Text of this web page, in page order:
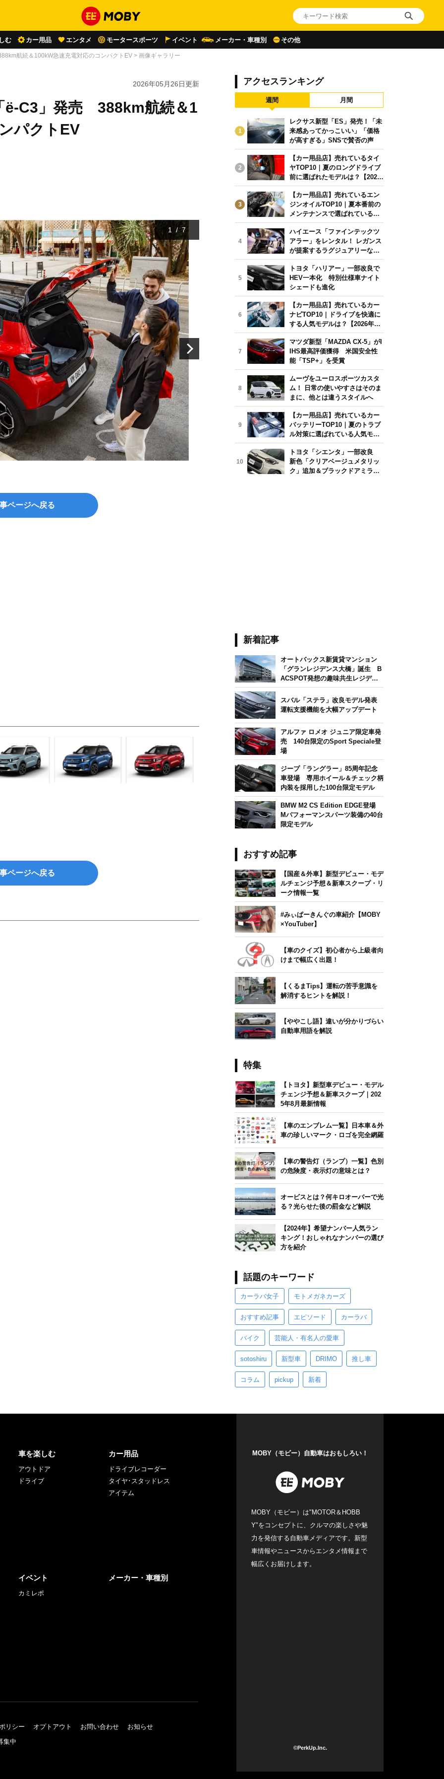
む カー用品 エンタメ モータースポーツ イベント メーカー・車種別 その他
航続＆100kW急速充電対応のコンパクトEV > 画像ギャラリー
2026年05月26日更新
ë-C3」発売 388km航続＆1
パクトEV
1 /7
ページへ戻る
ページへ戻る
アクセスランキング
週間 月間
1
レクサス新型「ES」発売！「未
来感あってかっこいい」「価格
が高すぎる」SNSで賛否の声
2
【カー用品店】売れているタイ
ヤTOP10｜夏のロングドライブ
前に選ばれたモデルは？【2026
年6月版】
3
【カー用品店】売れているエン
ジンオイルTOP10｜夏本番前の
メンテナンスで選ばれている人
気モデルは？【2026年6月版】
4
ハイエース「ファインテックツ
アラー」をレンタル！ レガンス
が提案するラグジュアリーな移
動体験
5
トヨタ「ハリアー」一部改良で
HEV一本化 特別仕様車ナイト
シェードも進化
6
【カー用品店】売れているカー
ナビTOP10｜ドライブを快適に
する人気モデルは？【2026年6
月版】
7
マツダ新型「MAZDA CX-5」がI
IHS最高評価獲得 米国安全性
能「TSP+」を受賞
8
ムーヴをユーロスポーツカスタ
ム！ 日常の使いやすさはそのま
まに、他とは違うスタイルへ
9
【カー用品店】売れているカー
バッテリーTOP10｜夏のトラブ
ル対策に選ばれている人気モデ
ルは？【2026年6月版】
10
トヨタ「シエンタ」一部改良
新色「クリアベージュメタリッ
ク」追加＆ブラックドアミラー
新着記事
オートバックス新賃貸マンション
「グランレジデンス大橋」誕生 B
ACSPOT発想の趣味共生レジデン
ス
スバル「ステラ」改良モデル発表
運転支援機能を大幅アップデート
アルファ ロメオ ジュニア限定車発
売 140台限定のSport Speciale登
場
ジープ「ラングラー」85周年記念
車登場 専用ホイール＆チェック柄
内装を採用した100台限定モデル
BMW M2 CS Edition EDGE登場
Mパフォーマンスパーツ装備の40台
限定モデル
おすすめ記事
【国産＆外車】新型デビュー・モデ
ルチェンジ予想＆新車スクープ・リ
ーク情報一覧
#みぃぱーきんぐの車紹介【MOBY
×YouTuber】
【車のクイズ】初心者から上級者向
けまで幅広く出題！
【くるまTips】運転の苦手意識を
解消するヒントを解説！
【ややこし語】違いが分かりづらい
自動車用語を解説
特集
【トヨタ】新型車デビュー・モデル
チェンジ予想＆新車スクープ｜202
5年8月最新情報
【車のエンブレム一覧】日本車＆外
車の珍しいマーク・ロゴを完全網羅
【車の警告灯（ランプ）一覧】色別
の危険度・表示灯の意味とは？
オービスとは？何キロオーバーで光
る？光らせた後の罰金など解説
【2024年】希望ナンバー人気ラン
キング！おしゃれなナンバーの選び
方を紹介
話題のキーワード
カーラバ女子 モトメガネカーズ
おすすめ記事 エピソード カーラバ
バイク 芸能人・有名人の愛車
sotoshiru 新型車 DRIMO 推し車
コラム pickup 新着
車を楽しむ
アウトドア
ドライブ
カー用品
ドライブレコーダー
タイヤ･スタッドレス
アイテム
イベント
カミレポ
メーカー・車種別
リシー オプトアウト お問い合わせ
お知らせ
集中
MOBY（モビー）自動車はおもしろい！
MOBY（モビー）は"MOTOR＆HOBB
Y"をコンセプトに、クルマの楽しさや魅
力を発信する自動車メディアです。新型
車情報やニュースからエンタメ情報まで
幅広くお届けします。
©PerkUp.Inc.